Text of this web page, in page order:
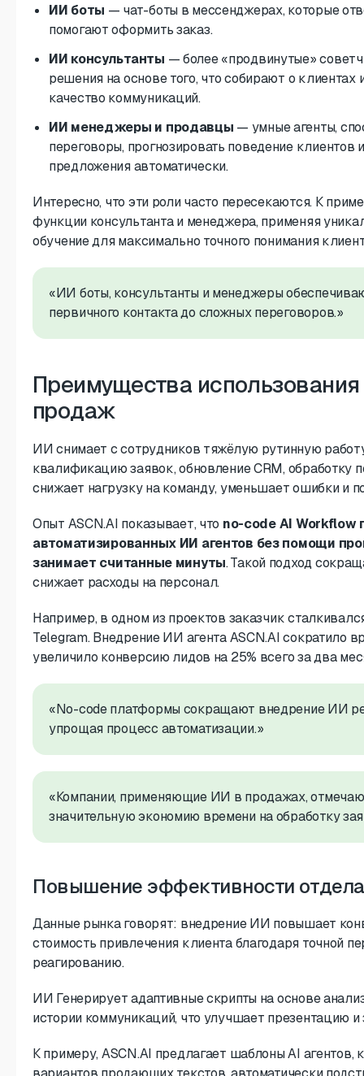
ИИ боты — чат-боты в мессенджерах, которые
помогают оформить заказ.
ИИ консультанты — более «продвинутые»
решения на основе того, что собирают о
качество коммуникаций.
ИИ менеджеры и продавцы — умные агенты,
переговоры, прогнозировать поведение клиентов
предложения автоматически.
Интересно, что эти роли часто пересекаются. К
функции консультанта и менеджера, применяя
обучение для максимально точного понимания
«ИИ боты, консультанты и менеджеры
первичного контакта до сложных переговоров.»
Преимущества
продаж
ИИ снимает с сотрудников тяжёлую рутинную
квалификацию заявок, обновление CRM, обработку
снижает нагрузку на команду, уменьшает ошибки и
Опыт ASCN.AI показывает, что no-code AI Workflow
автоматизированных ИИ агентов без помощи
занимает считанные минуты. Такой подход
снижает расходы на персонал.
Например, в одном из проектов заказчик
Telegram. Внедрение ИИ агента ASCN.AI сократило
увеличило конверсию лидов на 25% всего за два
«No-code платформы сокращают внедрение ИИ
упрощая процесс автоматизации.»
«Компании, применяющие ИИ в продажах,
значительную экономию времени на обработку
Повышение эффективности
Данные рынка говорят: внедрение ИИ повышает
стоимость привлечения клиента благодаря точной
реагированию.
ИИ Генерирует адаптивные скрипты на основе
истории коммуникаций, что улучшает презентацию и
К примеру, ASCN.AI предлагает шаблоны AI